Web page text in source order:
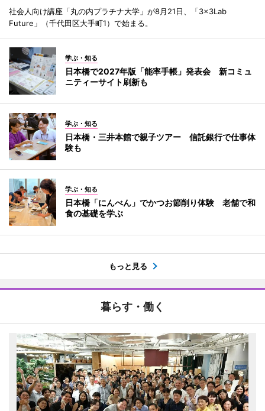
社会人向け講座「丸の内プラチナ大学」が8月21日、「3×3Lab
Future」（千代田区大手町1）で始まる。
学ぶ・知る
日本橋で2027年版「能率手帳」発表会 新コミュ
ニティーサイト刷新も
学ぶ・知る
日本橋・三井本館で親子ツアー 信託銀行で仕事体
験も
学ぶ・知る
日本橋「にんべん」でかつお節削り体験 老舗で和
食の基礎を学ぶ
もっと見る
暮らす・働く